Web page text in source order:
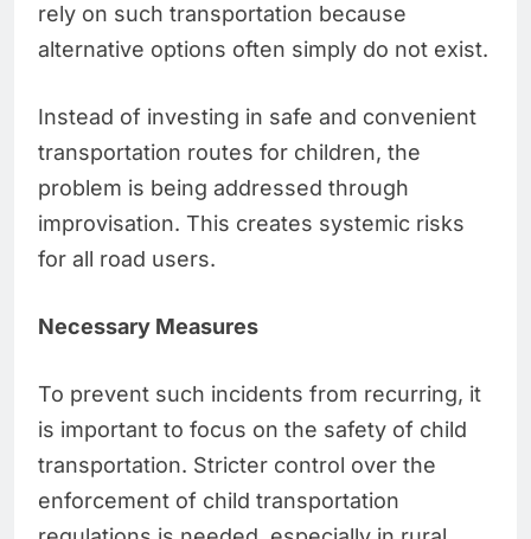
rely on such transportation because
alternative options often simply do not exist.
Instead of investing in safe and convenient
transportation routes for children, the
problem is being addressed through
improvisation. This creates systemic risks
for all road users.
Necessary Measures
To prevent such incidents from recurring, it
is important to focus on the safety of child
transportation. Stricter control over the
enforcement of child transportation